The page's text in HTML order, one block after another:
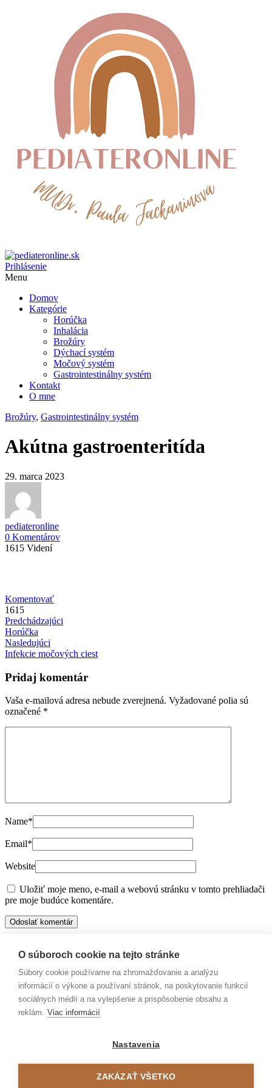
Prihlásenie
Menu
Domov
Kategórie
Horúčka
Inhalácia
Brožúry
Dýchací systém
Močový systém
Gastrointestinálny systém
Kontakt
O mne
Brožúry, Gastrointestinálny systém
Akútna gastroenteritída
29. marca 2023
pediateronline
0 Komentárov
1615 Videní
Komentovať
1615
Predchádzajúci
Horúčka
Nasledujúci
Infekcie močových ciest
Pridaj komentár
Vaša e-mailová adresa nebude zverejnená. Vyžadované polia sú
označené *
Name*
Email*
Website
Uložiť moje meno, e-mail a webovú stránku v tomto prehliadači
pre moje budúce komentáre.
spracovávajú údaje o vašich komentároch.
Kategórie
Dýchací systém
(1)
Uncategorized(11)
O súboroch cookie na tejto stránke
Súbory cookie používame na zhromažďovanie a analýzu
informácií o výkone a používaní stránok, na poskytovanie funkcií
sociálnych médií a na vylepšenie a prispôsobenie obsahu a
reklám. Viac informácií
Nastavenia
ZAKÁZAŤ VŠETKO